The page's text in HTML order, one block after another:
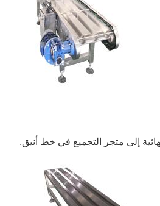
إلى متجر التجميع في خط أنيق.